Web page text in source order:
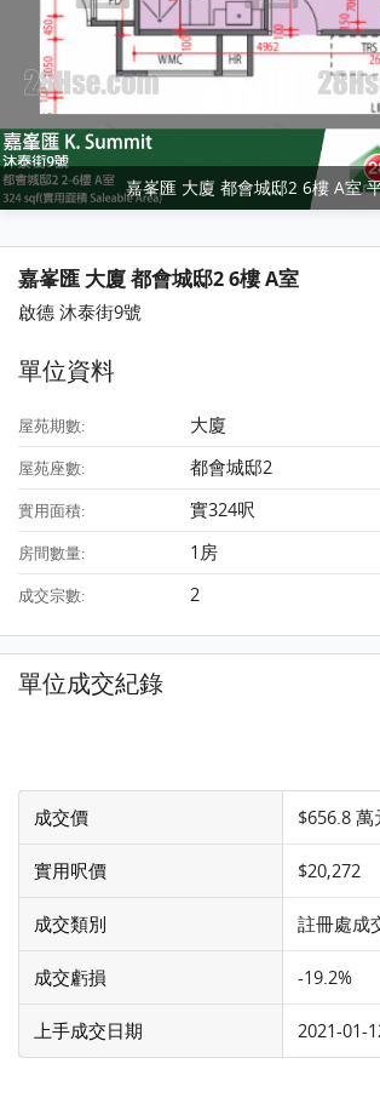
嘉峯匯 大廈 都會城邸2 6樓 A室
嘉峯匯 大廈 都會城邸2 6樓 A室
啟德 沐泰街9號
單位資料
屋苑期數: 大廈
屋苑座數: 都會城邸2
實用面積: 實324呎
房間數量: 1房
成交宗數: 2
單位成交紀錄
成交價 $656.8 萬
實用呎價 $20,272
成交類別 註冊處成
成交虧損 -19.2%
上手成交日期 2021-01-